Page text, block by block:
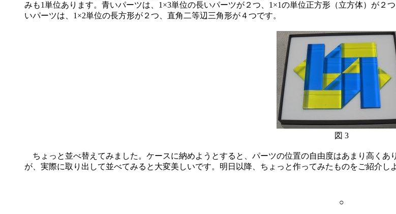
みも1単位あります。青いパーツは、1×3単位の長いパーツが２つ、1×1の単位正方形（立方体）が
いパーツは、1×2単位の長方形が２つ、直角二等辺三角形が４つです。
図 3
ちょっと並べ替えてみました。ケースに納めようとすると、パーツの位置の自由度はあまり高く
が、実際に取り出して並べてみると大変美しいです。明日以降、ちょっと作ってみたものをご紹介し
○